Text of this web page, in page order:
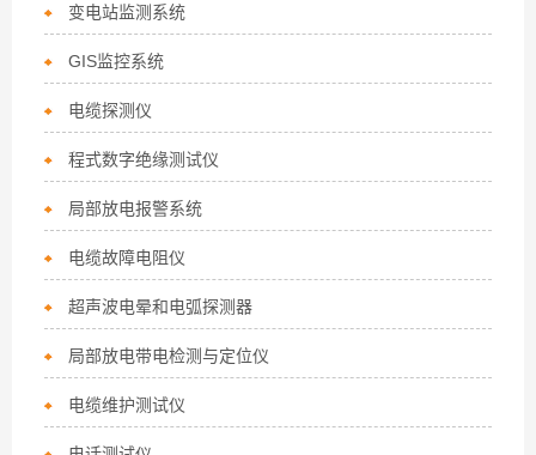
变电站监测系统
GIS监控系统
电缆探测仪
程式数字绝缘测试仪
局部放电报警系统
电缆故障电阻仪
超声波电晕和电弧探测器
局部放电带电检测与定位仪
电缆维护测试仪